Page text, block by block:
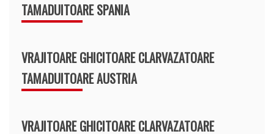
TAMADUITOARE SPANIA
VRAJITOARE GHICITOARE CLARVAZATOARE
TAMADUITOARE AUSTRIA
VRAJITOARE GHICITOARE CLARVAZATOARE